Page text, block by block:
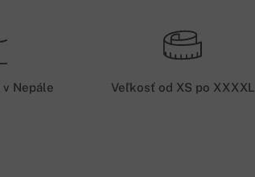
v Nepále Veľkosť od XS po XXXXL